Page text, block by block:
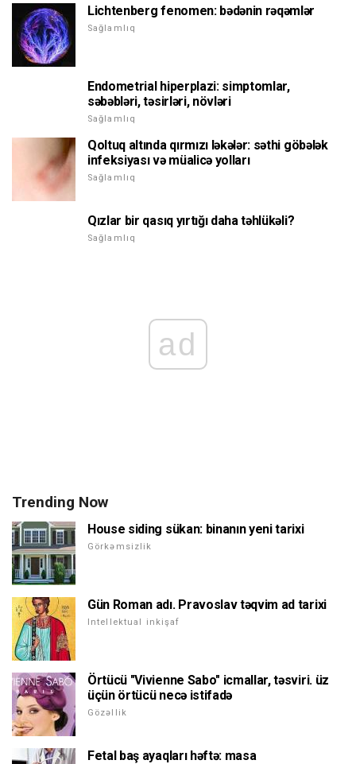
Lichtenberg fenomen: bədənin rəqəmlər
Sağlamlıq
Endometrial hiperplazi: simptomlar,
səbəbləri, təsirləri, növləri
Sağlamlıq
Qoltuq altında qırmızı ləkələr: səthi göbələk
infeksiyası və müalicə yolları
Sağlamlıq
Qızlar bir qasıq yırtığı daha təhlükəli?
Sağlamlıq
ad
Trending Now
House siding sükan: binanın yeni tarixi
Görkəmsizlik
Gün Roman adı. Pravoslav təqvim ad tarixi
Intellektual inkişaf
Örtücü "Vivienne Sabo" icmallar, təsviri. üz
üçün örtücü necə istifadə
Gözəllik
Fetal baş ayaqları həftə: masa